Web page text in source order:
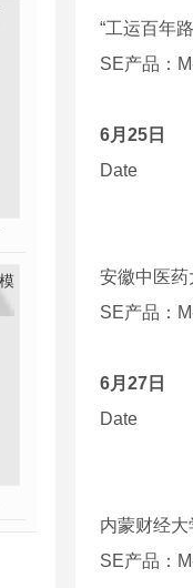
“工运百年
SE产品：
6月 25 日
Date
安徽中医药
SE产品：
6月 27 日
Date
内蒙财经大
SE产品：